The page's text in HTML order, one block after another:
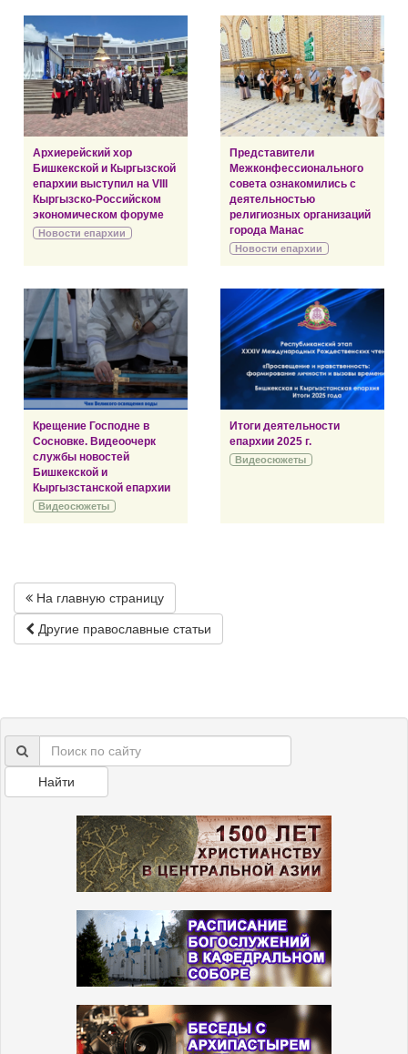
Архиерейский хор
Бишкекской и Кыргызской
епархии выступил на VIII
Кыргызско-Российском
экономическом форуме
Новости епархии
Представители
Межконфессионального
совета ознакомились с
деятельностью
религиозных организаций
города Манас
Новости епархии
Крещение Господне в
Сосновке. Видеоочерк
службы новостей
Бишкекской и
Кыргызстанской епархии
Видеосюжеты
Итоги деятельности
епархии 2025 г.
Видеосюжеты
На главную страницу
Другие православные статьи
Найти